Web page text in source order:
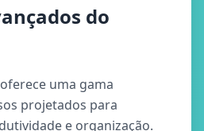
do
uma gama
projetados para
e organização.